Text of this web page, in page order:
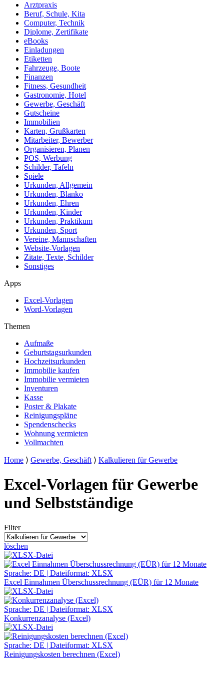
Arztpraxis
Beruf, Schule, Kita
Computer, Technik
Diplome, Zertifikate
eBooks
Einladungen
Etiketten
Fahrzeuge, Boote
Finanzen
Fitness, Gesundheit
Gastronomie, Hotel
Gewerbe, Geschäft
Gutscheine
Immobilien
Karten, Grußkarten
Mitarbeiter, Bewerber
Organisieren, Planen
POS, Werbung
Schilder, Tafeln
Spiele
Urkunden, Allgemein
Urkunden, Blanko
Urkunden, Ehren
Urkunden, Kinder
Urkunden, Praktikum
Urkunden, Sport
Vereine, Mannschaften
Website-Vorlagen
Zitate, Texte, Schilder
Sonstiges
Apps
Excel-Vorlagen
Word-Vorlagen
Themen
Aufmaße
Geburtstagsurkunden
Hochzeitsurkunden
Immobilie kaufen
Immobilie vermieten
Inventuren
Kasse
Poster & Plakate
Reinigungspläne
Spendenschecks
Wohnung vermieten
Vollmachten
Home ⟩ Gewerbe, Geschäft ⟩ Kalkulieren für Gewerbe
Excel-Vorlagen für Gewerbe
und Selbstständige
Filter
löschen
Sprache: DE | Dateiformat: XLSX
Excel Einnahmen Überschussrechnung (EÜR) für 12 Monate
Sprache: DE | Dateiformat: XLSX
Konkurrenzanalyse (Excel)
Sprache: DE | Dateiformat: XLSX
Reinigungskosten berechnen (Excel)